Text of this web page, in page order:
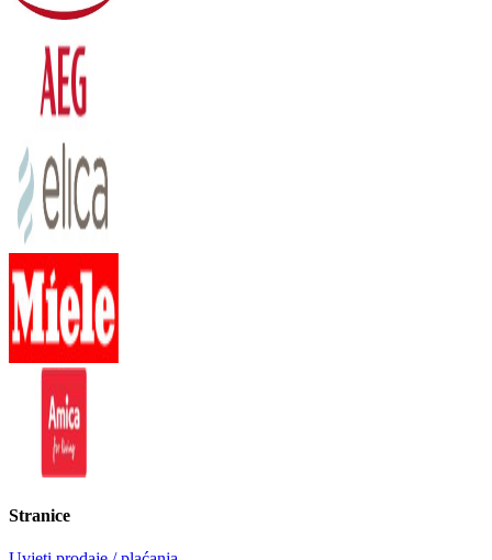
Stranice